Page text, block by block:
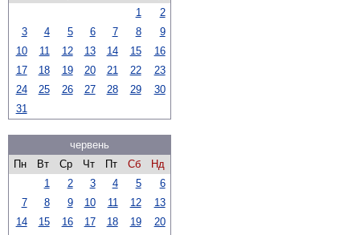
1
2
3
4 5 6 7 8
9
10
11 12 13 14 15
16
17
18 19 20 21 22
23
24
25 26 27 28 29
30
31
червень
Пн
Вт Ср Чт Пт Сб
Нд
1
2 3 4 5
6
7
8 9 10 11 12
13
14
15 16 17 18 19
20